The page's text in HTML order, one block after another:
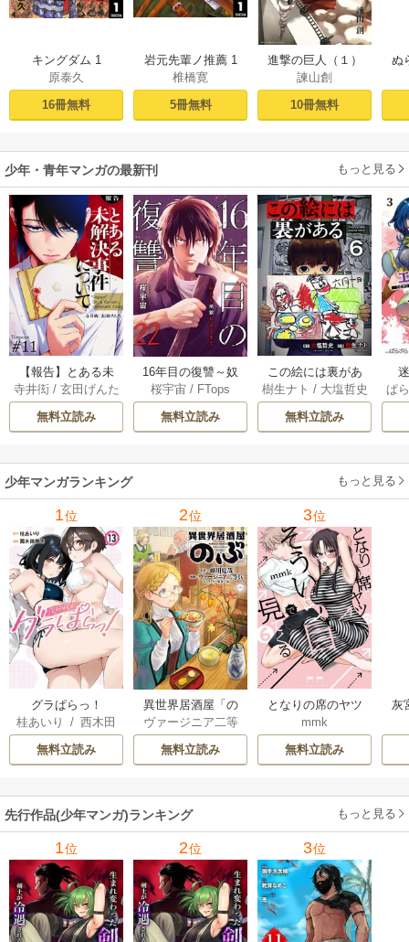
キングダム 1
原泰久
16冊無料
岩元先輩ノ推薦 1
椎橋寛
5冊無料
進撃の巨人（１）
諫山創
10冊無料
ぬ
少年・青年マンガの最新刊 もっと見る
【報告】とある未
解決事件について 1
1巻
寺井衒/ 玄田げんた
無料立読み
16年目の復讐～奴
らを地獄に送るま
で 22巻
桜宇宙 / FTops
無料立読み
この絵には裏があ
る 6巻
樹生ナト / 大塩哲史
無料立読み
ぱ
少年マンガランキング もっと見る
1位
グラぱらっ！
桂あいり
/西木田
景志
無料立読み
2位
異世界居酒屋「の
ぶ」
ヴァージニア二等
蝉川夏哉
無料立読み
3位
となりの席のヤツ
がそういう目で見
てくる
mmk
無料立読み
灰
先行作品(少年マンガ)ランキング もっと見る
1位 2位 3位